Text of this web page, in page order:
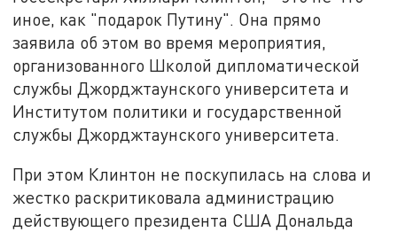
иное, как "подарок Путину". Она прямо
заявила об этом во время мероприятия,
организованного Школой дипломатической
службы Джорджтаунского университета и
Институтом политики и государственной
службы Джорджтаунского университета.
При этом Клинтон не поскупилась на слова и
жестко раскритиковала администрацию
действующего президента США Дональда